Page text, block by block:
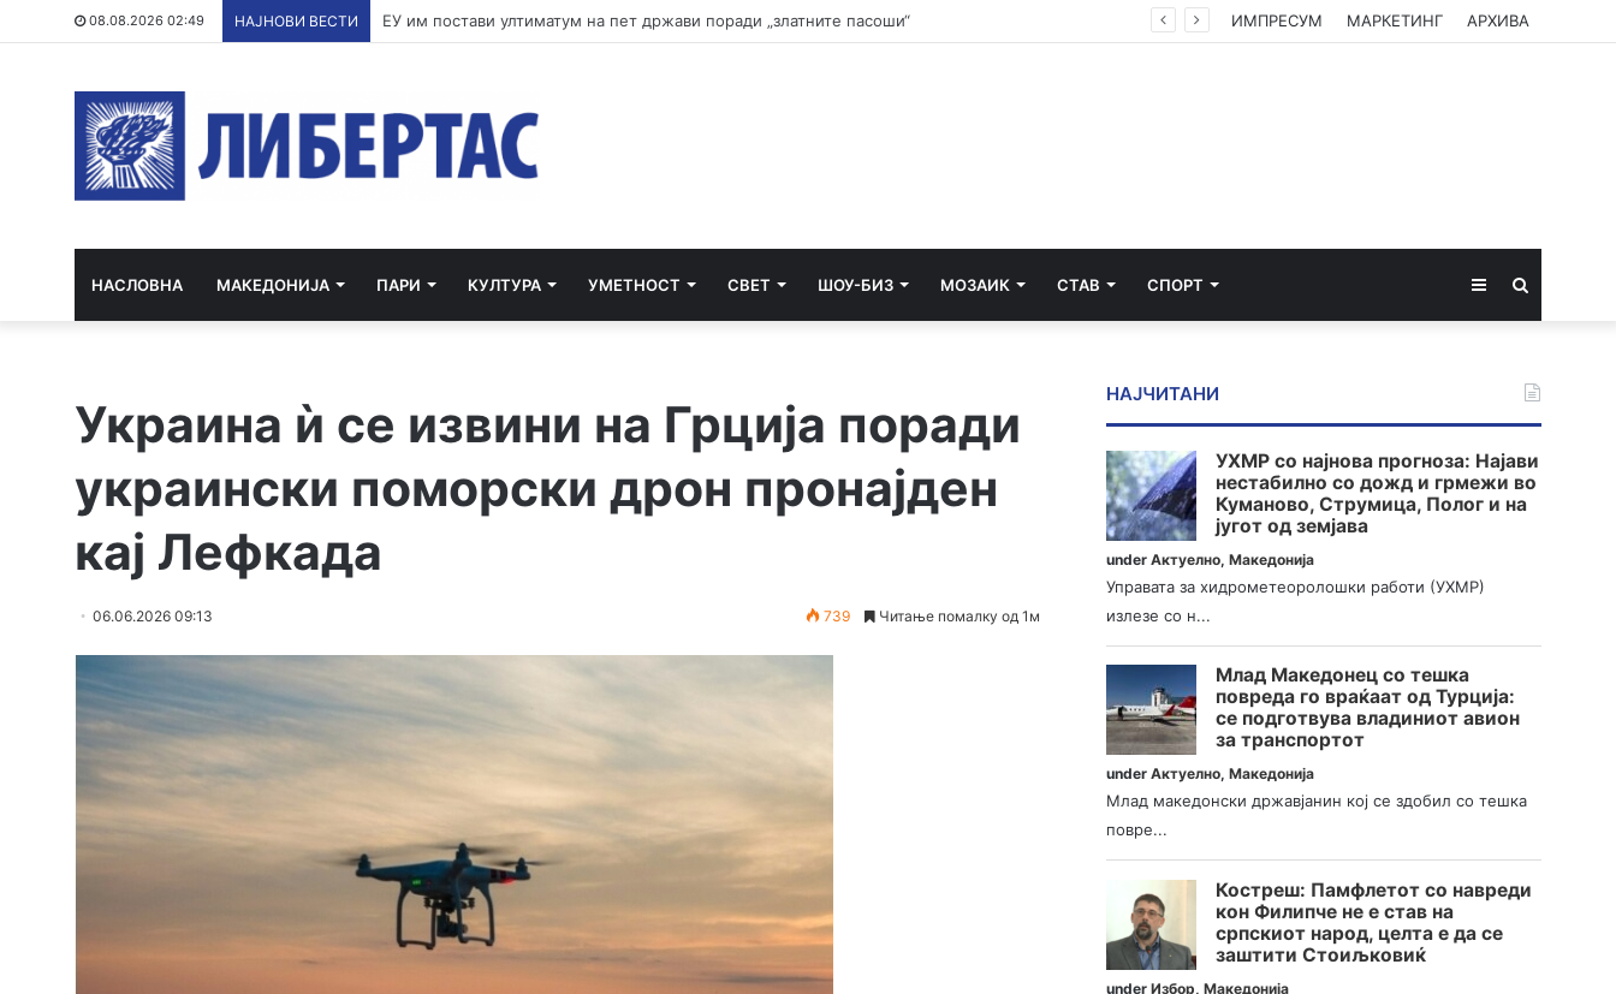
08.08.2026 02:49 НАЈНОВИ ВЕСТИ По речиси 30 години почнува судењето за убиството на Тупак Шакур ИМПРЕСУМ МАРКЕТИНГ АРХИВА
НАСЛОВНА МАКЕДОНИЈА ПАРИ КУЛТУРА УМЕТНОСТ СВЕТ ШОУ-БИЗ МОЗАИК СТАВ СПОРТ Sidebar
Украина ѝ се извини на Грција поради
украински поморски дрон пронајден
кај Лефкада
06.06.2026 09:13 739 Читање помалку од 1м
НАЈЧИТАНИ
УХМР со најнова прогноза: Најави
нестабилно со дожд и грмежи во
Куманово, Струмица, Полог и на
југот од земјава
underАктуелно,Македонија
Управата за хидрометеоролошки работи (УХМР)
излезе со н...
Млад Македонец со тешка
повреда го враќаат од Турција:
се подготвува владиниот авион
за транспортот
underАктуелно,Македонија
Млад македонски државјанин кој се здобил со тешка
повре...
Костреш: Памфлетот со навреди
кон Филипче не е став на
српскиот народ, целта е да се
заштити Стоиљковиќ
underИзбор,Македонија